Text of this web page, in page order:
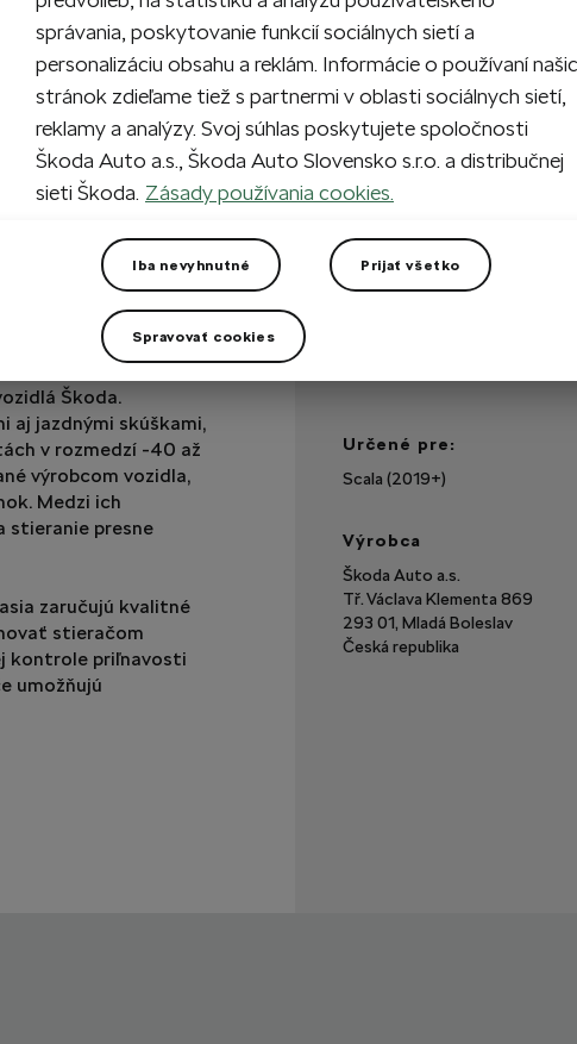
kvality a spoľahlivosti.
Škoda.
aj jazdnými skúškami,
v rozmedzí -40 až
výrobcom vozidla,
Medzi ich
stieranie presne
zaručujú kvalitné
stieračom
kontrole priľnavosti
umožňujú
Na sklade
Máte otázku?
Technické špecifikácie
Kód výrobku
Určené pre:
Scala (2019+)
Výrobca
Škoda Auto a.s.
Tř. Václava Klementa 869
293 01, Mladá Boleslav
Česká republika
správania, poskytovanie funkcií sociálnych sietí a
personalizáciu obsahu a reklám. Informácie o používaní
stránok zdieľame tiež s partnermi v oblasti sociálnych sietí,
reklamy a analýzy. Svoj súhlas poskytujete spoločnosti
Škoda Auto a.s., Škoda Auto Slovensko s.r.o. a distribučnej
sieti Škoda. Zásady používania cookies.
Iba nevyhnutné Prijať všetko
Spravovať cookies